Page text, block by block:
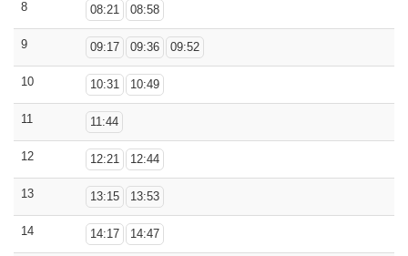
8 08:21 08:58
9 09:17 09:36 09:52
10 10:31 10:49
11 11:44
12 12:21 12:44
13 13:15 13:53
14 14:17 14:47